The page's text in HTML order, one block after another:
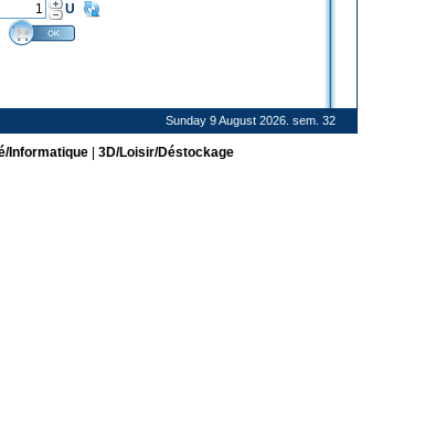
U
Sunday 9 August 2026. sem. 32
Informatique| 3D/Loisir/Déstockage